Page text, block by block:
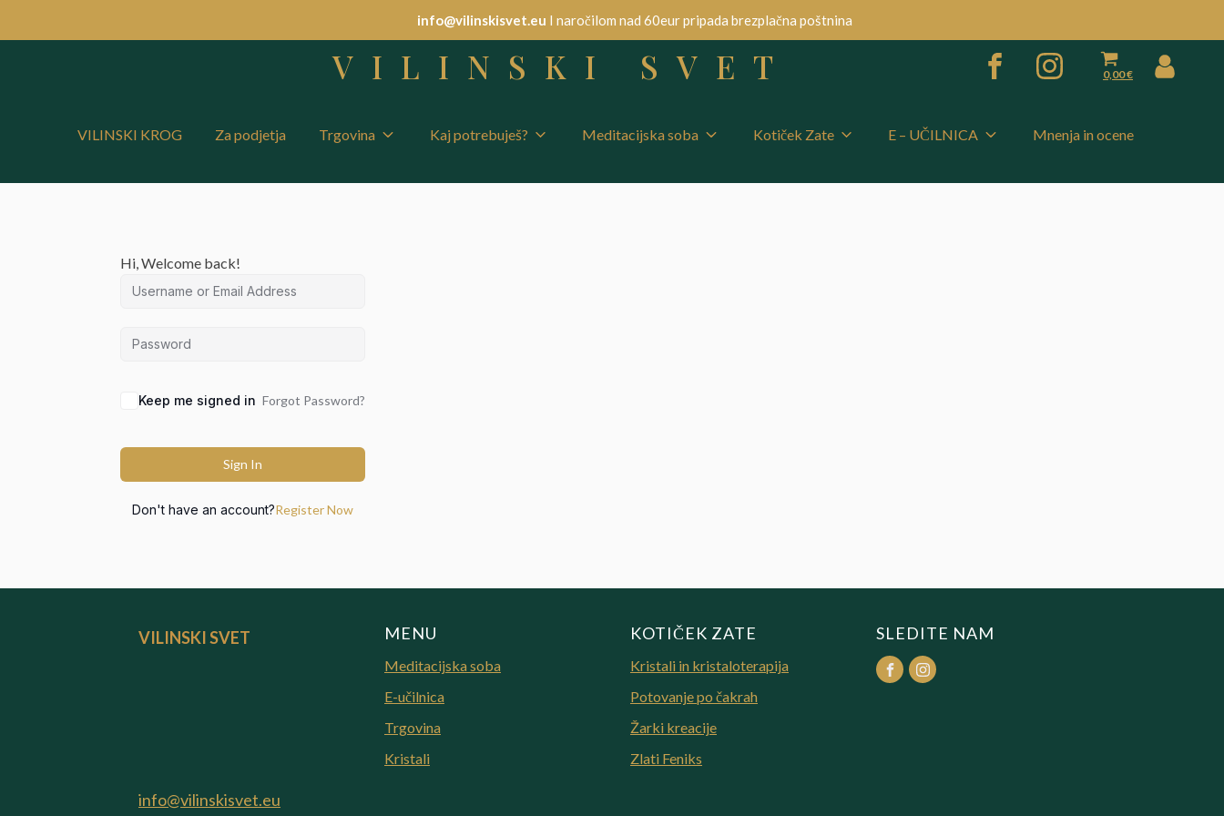
info@vilinskisvet.eu I naročilom nad 60eur pripada brezplačna poštnina
VILINSKI SVET 0,00€
VILINSKI KROG Za podjetja Trgovina Kaj potrebuješ? Meditacijska soba Kotiček Zate E – UČILNICA Mnenja in ocene
Hi, Welcome back!
Keep me signed in Forgot Password?
Sign In
Don't have an account?Register Now
VILINSKI SVET
info@vilinskisvet.eu
MENU
Meditacijska soba
E-učilnica
Trgovina
Kristali
KOTIČEK ZATE
Kristali in kristaloterapija
Potovanje po čakrah
Žarki kreacije
Zlati Feniks
SLEDITE NAM